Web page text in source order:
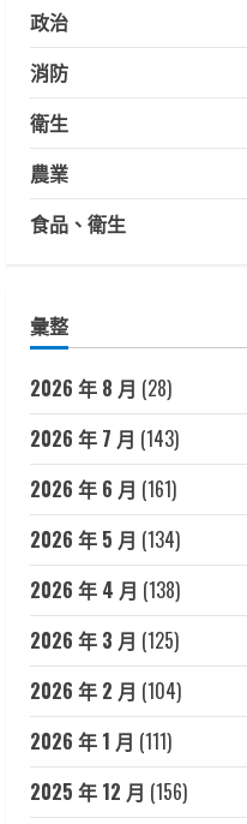
政治
消防
衛生
農業
食品、衛生
彙整
2026 年 8 月 (28)
2026 年 7 月 (143)
2026 年 6 月 (161)
2026 年 5 月 (134)
2026 年 4 月 (138)
2026 年 3 月 (125)
2026 年 2 月 (104)
2026 年 1 月 (111)
2025 年 12 月 (156)